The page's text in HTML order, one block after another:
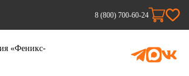
8 (800) 700-60-24